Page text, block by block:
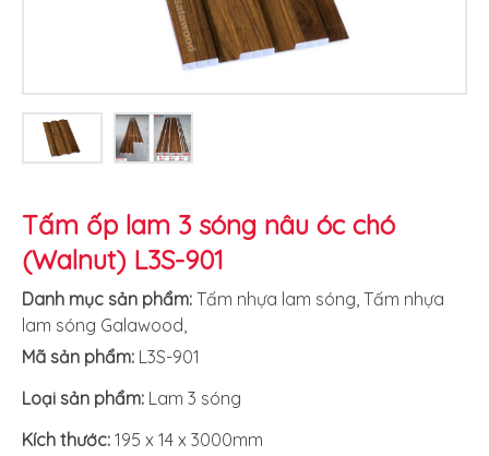
Tấm ốp lam 3 sóng nâu óc chó
(Walnut) L3S-901
Danh mục sản phẩm: Tấm nhựa lam sóng Tấm nhựa
lam sóng Galawood
Mã sản phẩm: L3S-901
Loại sản phẩm: Lam 3 sóng
Kích thước: 195 x 14 x 3000mm